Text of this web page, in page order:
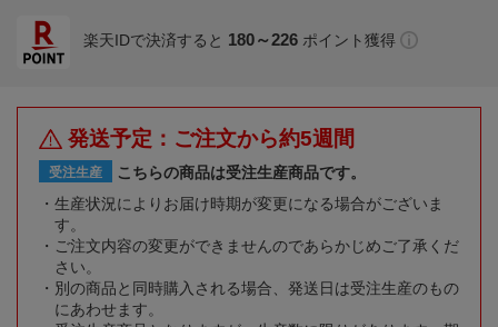
楽天IDで決済すると 180～226 ポイント獲得
発送予定：ご注文から約5週間
受注生産
こちらの商品は受注生産商品です。
生産状況によりお届け時期が変更になる場合がございま
す。
ご注文内容の変更ができませんのであらかじめご了承くだ
さい。
別の商品と同時購入される場合、発送日は受注生産のもの
にあわせます。